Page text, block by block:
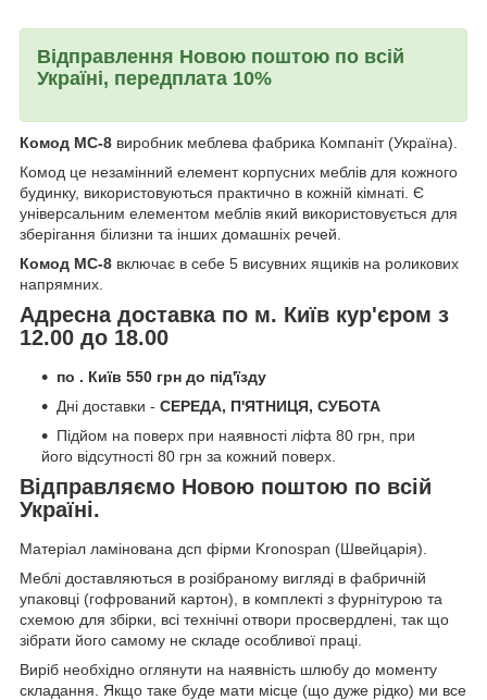
Відправлення Новою поштою по всій
Україні, передплата 10%
Комод МС-8 виробник меблева фабрика Компаніт (Україна).
Комод це незамінний елемент корпусних меблів для кожного
будинку, використовуються практично в кожній кімнаті. Є
універсальним елементом меблів який використовується для
зберігання білизни та інших домашніх речей.
Комод МС-8 включає в себе 5 висувних ящиків на роликових
напрямних.
Адресна доставка по м. Київ кур'єром з
12.00 до 18.00
по . Київ 550 грн до під'їзду
Дні доставки - СЕРЕДА, П'ЯТНИЦЯ, СУБОТА
Підйом на поверх при наявності ліфта 80 грн, при
його відсутності 80 грн за кожний поверх.
Відправляємо Новою поштою по всій
Україні.
Матеріал ламінована дсп фірми Kronospan (Швейцарія).
Меблі доставляються в розібраному вигляді в фабричній
упаковці (гофрований картон), в комплекті з фурнітурою та
схемою для збірки, всі технічні отвори просвердлені, так що
зібрати його самому не складе особливої праці.
Виріб необхідно оглянути на наявність шлюбу до моменту
складання. Якщо таке буде мати місце (що дуже рідко) ми все